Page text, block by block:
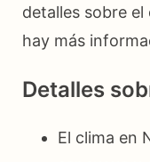
detalles sobre
hay más
Detalles
El clima en